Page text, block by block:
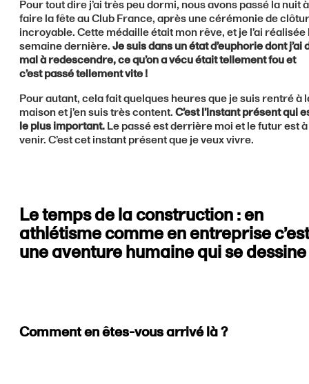
Pour tout dire j’ai très peu dormi, nous avons passé la nuit à
faire la fête au Club France, après une cérémonie de
incroyable. Cette médaille était mon rêve, et je l’ai réalisée
semaine dernière.Je suis dans un état d’euphorie dont j’ai
mal à redescendre, ce qu’on a vécu était tellement fou et
c’est passé tellement vite !
Pour autant, cela fait quelques heures que je suis rentré à
maison et j’en suis très content.C’est l’instant présent qui
le plus important.Le passé est derrière moi et le futur est à
venir. C’est cet instant présent que je veux vivre.
Le temps de la construction : en
athlétisme comme en entreprise c’est
une aventure humaine qui se dessine
Comment en êtes-vous arrivé là ?